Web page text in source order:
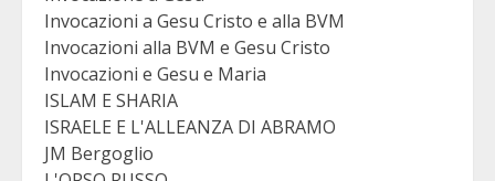
Invocazioni a Gesu Cristo e alla BVM
Invocazioni alla BVM e Gesu Cristo
Invocazioni e Gesu e Maria
ISLAM E SHARIA
ISRAELE E L'ALLEANZA DI ABRAMO
JM Bergoglio